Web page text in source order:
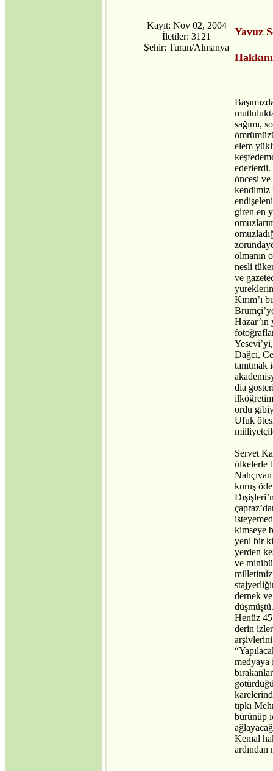
Kayıt: Nov 02, 2004
İletiler: 3121
Şehir: Turan/Almanya
Yavuz
sağımı,
elem
ederlerdi.
öncesi ve
kendimiz
giren en
olmanın
nesli
ve
Kırım’ı
Dağcı,
dia
ordu
Ufuk
Servet
ülkelerle
kuruş
kimseye
yeni bir
yerden
ve
dernek
Henüz
derin
arşivlerini
medyaya
tıpkı
bürünüp
Kemal